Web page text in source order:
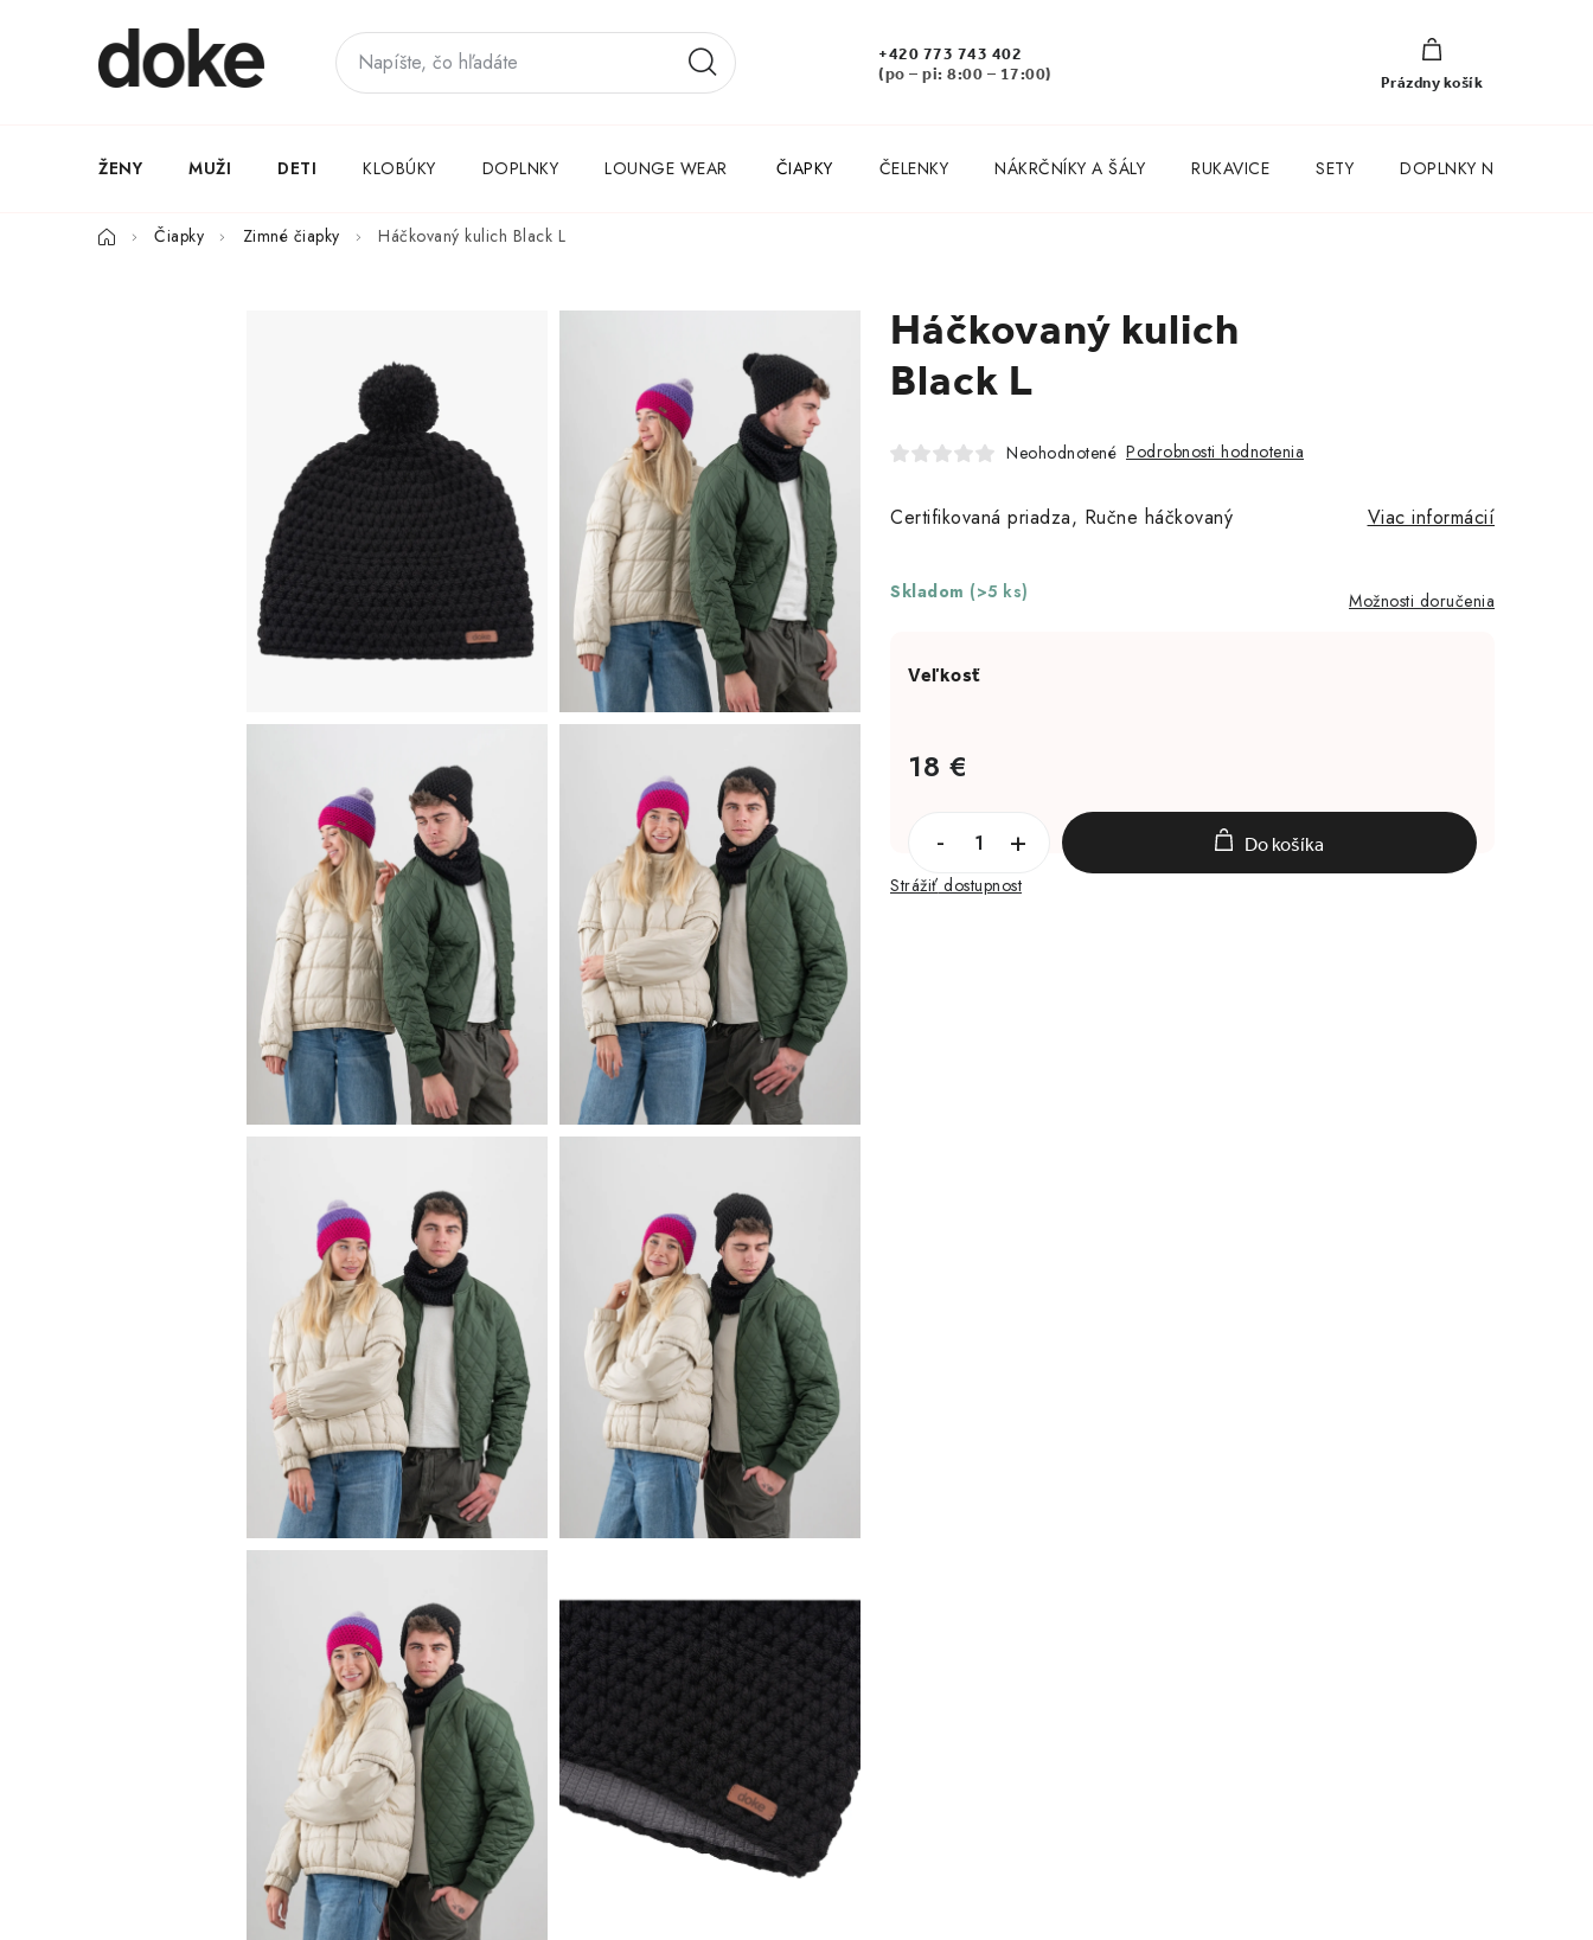
+420 773 743 402
(po – pi: 8:00 – 17:00)
NÁKUPNÝ
KOŠÍK
Prázdny košík
ŽENY MUŽI DETI KLOBÚKY DOPLNKY LOUNGE WEAR ČIAPKY ČELENKY NÁKRČNÍKY A ŠÁLY RUKAVICE SETY DOPLNKY NA KAŽDÝ
DomovČiapky Zimné čiapky Háčkovaný kulich Black L
Háčkovaný kulich
Black L
Neohodnotené Podrobnosti hodnotenia
Certifikovaná priadza, Ručne háčkovaný Viac informácií
Skladom (>5 ks) Možnosti doručenia
18 €
Do košíka
Strážiť